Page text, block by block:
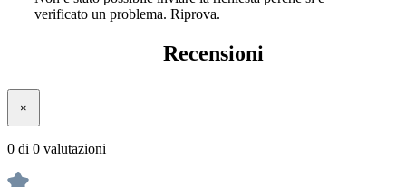
verificato un problema. Riprova.
Recensioni
×
0 di 0 valutazioni